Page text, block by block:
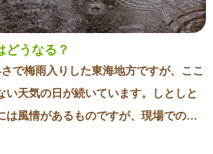
ませんが、こうして小さいうちからお
将来大きくなった時にご家族やご先祖
を自然と持つことが出来ると思いま
どうなる？
で梅雨入りした東海地方ですが、ここ
い天気の日が続いています。しとしと
は風情があるものですが、現場での作